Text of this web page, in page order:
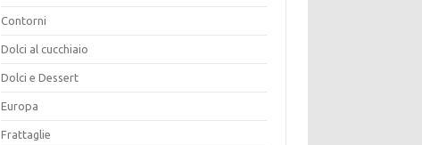
Contorni
Dolci al cucchiaio
Dolci e Dessert
Europa
Frattaglie